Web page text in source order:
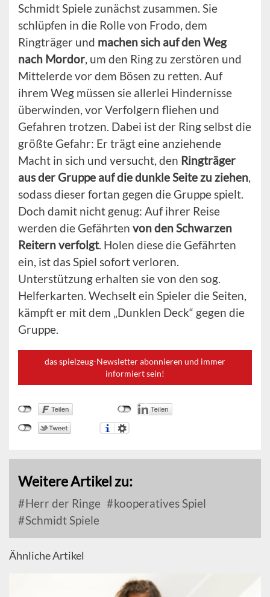
Schmidt Spiele zunächst zusammen. Sie
schlüpfen in die Rolle von Frodo, dem
Ringträger und machen sich auf den Weg
nach Mordor , um den Ring zu zerstören und
Mittelerde vor dem Bösen zu retten. Auf
ihrem Weg müssen sie allerlei Hindernisse
überwinden, vor Verfolgern fliehen und
Gefahren trotzen. Dabei ist der Ring selbst die
größte Gefahr: Er trägt eine anziehende
Macht in sich und versucht, den Ringträger
aus der Gruppe auf die dunkle Seite zu ziehen
sodass dieser fortan gegen die Gruppe spielt.
Doch damit nicht genug: Auf ihrer Reise
werden die Gefährten von den Schwarzen
Reitern verfolgt. Holen diese die Gefährten
ein, ist das Spiel sofort verloren.
Unterstützung erhalten sie von den sog.
Helferkarten. Wechselt ein Spieler die Seiten,
kämpft er mit dem „Dunklen Deck“ gegen die
Gruppe.
das spielzeug-Newsletter abonnieren und immer
informiert sein!
Weitere Artikel zu:
Herr der Ringe
kooperatives Spiel
Schmidt Spiele
Ähnliche Artikel